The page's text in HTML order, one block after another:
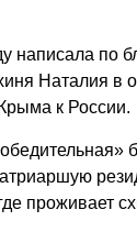
написала по
Наталия в
к России.
проживает